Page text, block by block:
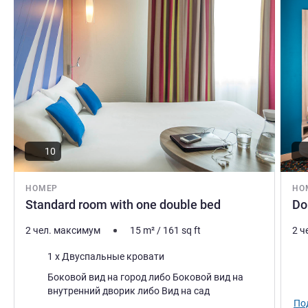
НОМЕР
Standard room with one double bed
10
2 чел. максимум 15 m²/ 161 sq ft
Постель1 x Двуспальные кровати
Виды:Боковой вид на город либо Боковой вид на
внутренний дворик либо Вид на сад
2